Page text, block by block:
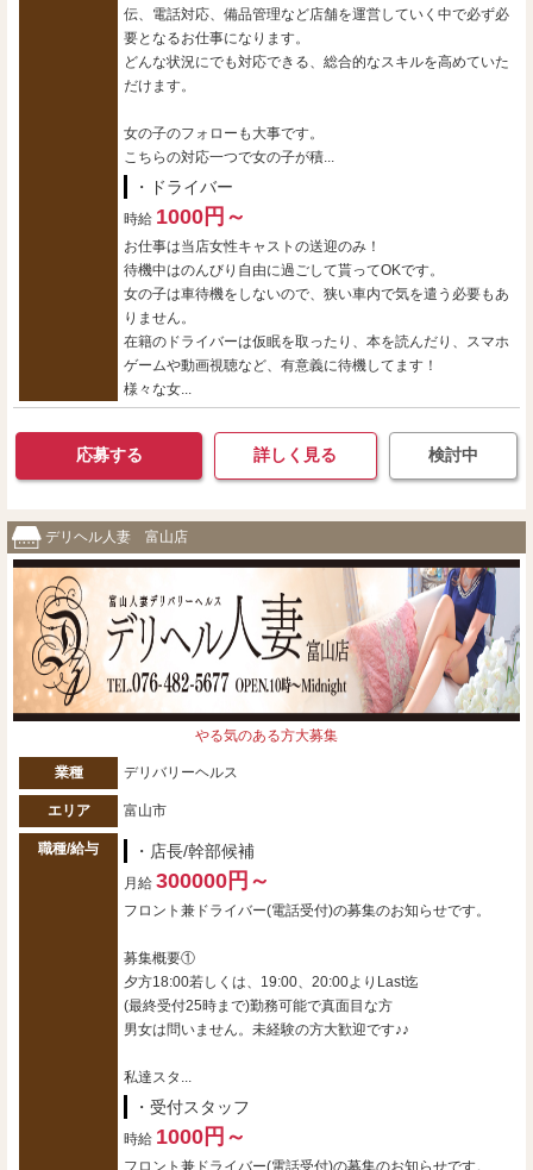
伝、電話対応、備品管理など店舗を運営していく中で必ず必
要となるお仕事になります。
どんな状況にでも対応できる、総合的なスキルを高めていた
だけます。
女の子のフォローも大事です。
こちらの対応一つで女の子が積...
・ドライバー
時給 1000円～
お仕事は当店女性キャストの送迎のみ！
待機中はのんびり自由に過ごして貰ってOKです。
女の子は車待機をしないので、狭い車内で気を遣う必要もあ
りません。
在籍のドライバーは仮眠を取ったり、本を読んだり、スマホ
ゲームや動画視聴など、有意義に待機してます！
様々な女...
応募する 詳しく見る 検討中
デリヘル人妻 富山店
やる気のある方大募集
業種 デリバリーヘルス
エリア 富山市
職種/給与 ・店長/幹部候補
月給 300000円～
フロント兼ドライバー(電話受付)の募集のお知らせです。
募集概要①
夕方18:00若しくは、19:00、20:00よりLast迄
(最終受付25時まで)勤務可能で真面目な方
男女は問いません。未経験の方大歓迎です♪♪
私達スタ...
・受付スタッフ
時給 1000円～